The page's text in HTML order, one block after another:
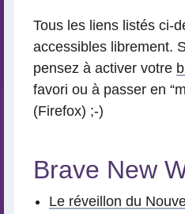
Tous les liens listés ci-
accessibles librement.
pensez à activer votre
favori ou à passer en
(Firefox) ;-)
Brave New
Le réveillon du